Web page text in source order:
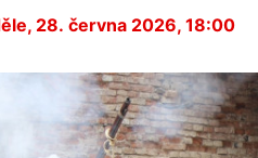
28. června 2026, 18:00